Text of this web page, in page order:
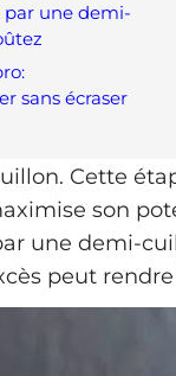
une demi-
sans écraser
Cette
son
une demi-
peut